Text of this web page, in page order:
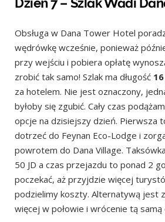
Obsługa w Dana Tower Hotel
wędrówkę wcześnie, ponieważ
przy wejściu i pobiera opłatę
zrobić tak samo! Szlak ma długość
za hotelem. Nie jest oznaczony,
byłoby się zgubić. Cały czas
opcje na dzisiejszy dzień. Pierwsza
dotrzeć do Feynan Eco-Lodge i
powrotem do Dana Village.
50 JD a czas przejazdu to ponad 2
poczekać, aż przyjdzie więcej
podzielimy koszty. Alternatywą jest
więcej w połowie i wrócenie tą